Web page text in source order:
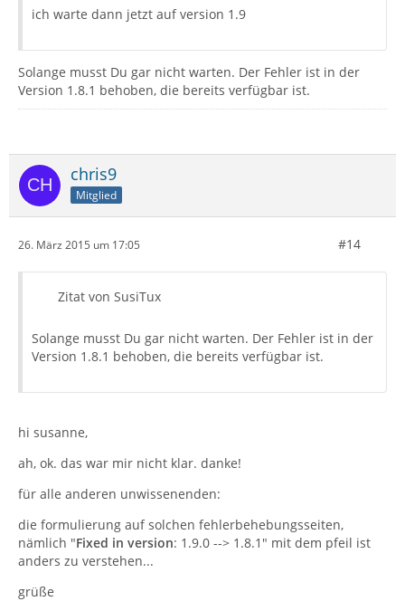
ich warte dann jetzt auf version 1.9
Solange musst Du gar nicht warten. Der Fehler ist in der
Version 1.8.1 behoben, die bereits verfügbar ist.
chris9
Mitglied
26. März 2015 um 17:05 #14
Zitat von SusiTux
Solange musst Du gar nicht warten. Der Fehler ist in der
Version 1.8.1 behoben, die bereits verfügbar ist.
hi susanne,
ah, ok. das war mir nicht klar. danke!
für alle anderen unwissenenden:
die formulierung auf solchen fehlerbehebungsseiten,
nämlich "Fixed in version: 1.9.0 --> 1.8.1" mit dem pfeil ist
anders zu verstehen...
grüße